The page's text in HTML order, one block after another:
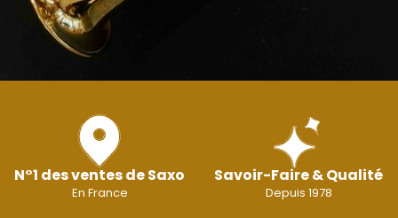
N°1 des ventes de Saxo
En France
Savoir-Faire & Qualité
Depuis 1978